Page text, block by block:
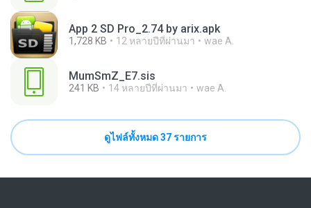
App 2 SD Pro_2.74 by arix.apk
1,728 KB 12 หลายปีที่ผ่านมา wae A.
MumSmZ_E7.sis
241 KB 14 หลายปีที่ผ่านมา wae A.
ดูไฟล์ทั้งหมด 37 รายการ